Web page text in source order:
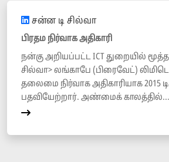
சன்ன டி சில்வா
பிரதம நிர்வாக அதிகாரி
நன்கு அறியப்பட்ட ICT துறையில்
சில்வா> லங்காபே (பிரைவேட்)
தலைமை நிர்வாக அதிகாரியாக 2015
பதவியேற்றார். அண்மைக் காலத்தில்...